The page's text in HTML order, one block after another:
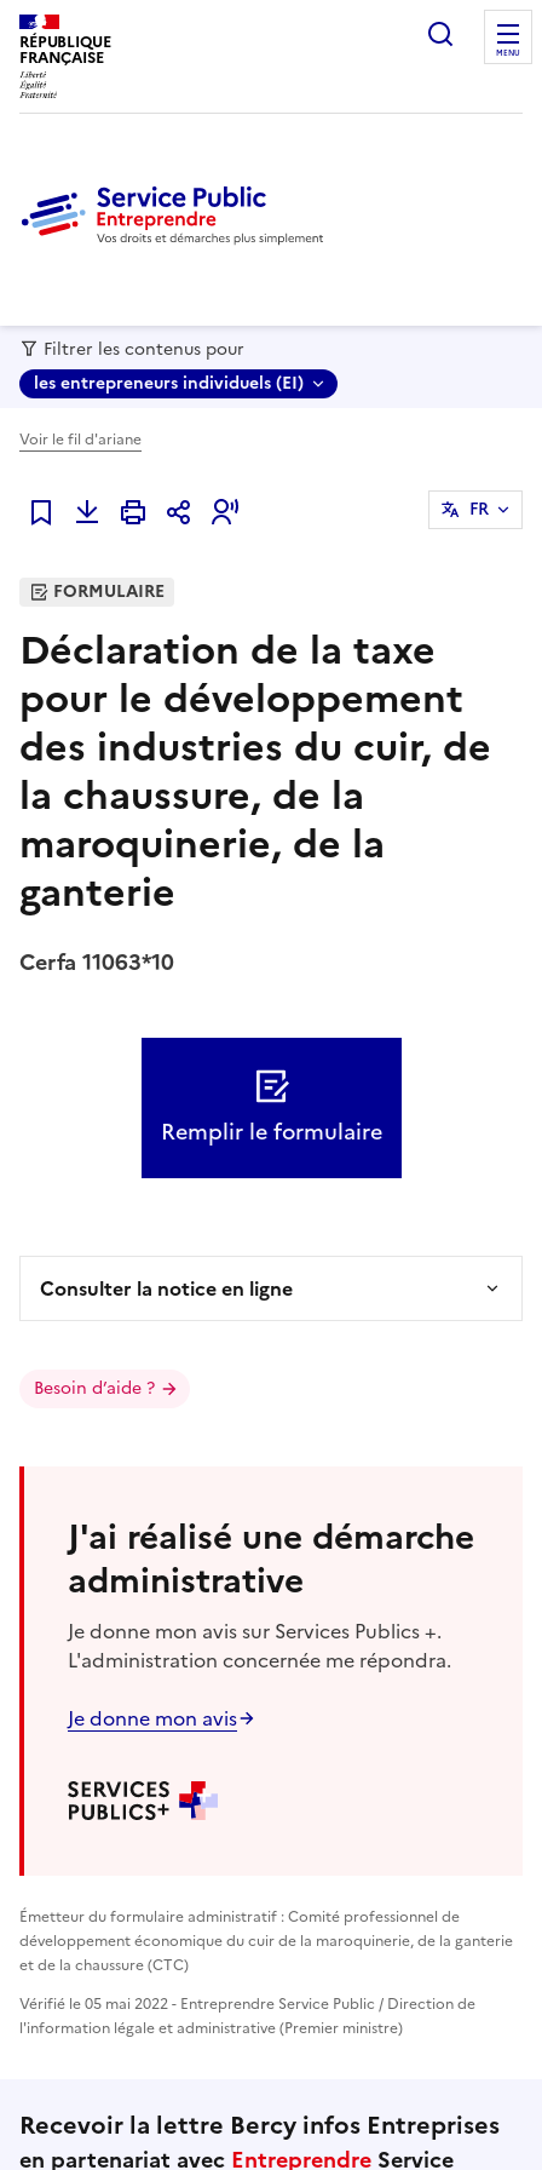
RÉPUBLIQUE
FRANÇAISE MENU
Filtrer les contenus pour
les entrepreneurs individuels (EI)
Voir le fil d'ariane
Ajouter à mes favoris
FR
FORMULAIRE
Déclaration de la taxe
pour le développement
des industries du cuir, de
la chaussure, de la
maroquinerie, de la
ganterie
Cerfa 11063*10
Remplir le formulaire
Consulter la notice en ligne
Besoin d’aide ?
J'ai réalisé une démarche
administrative
Je donne mon avis sur Services Publics +.
L'administration concernée me répondra.
Je donne mon avis
Émetteur du formulaire administratif : Comité professionnel de
développement économique du cuir de la maroquinerie, de la ganterie
et de la chaussure (CTC)
Vérifié le 05 mai 2022 - Entreprendre Service Public / Direction de
l'information légale et administrative (Premier ministre)
Recevoir la lettre Bercy infos Entreprises
en partenariat avec Entreprendre Service